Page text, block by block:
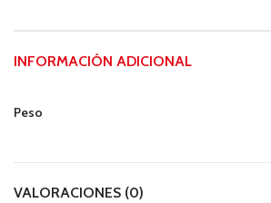
INFORMACIÓN ADICIONAL
Peso
VALORACIONES (0)